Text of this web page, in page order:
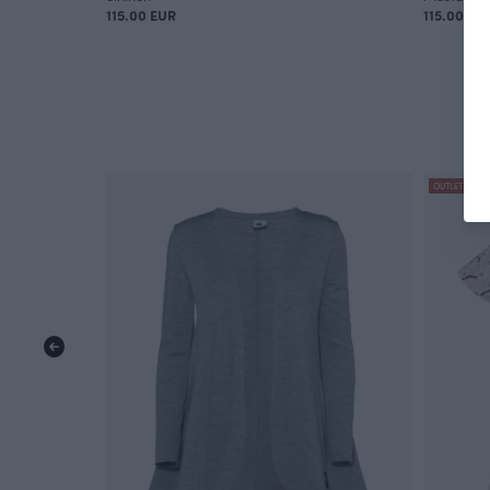
115.00 EUR
115.00 EUR
OUTLET